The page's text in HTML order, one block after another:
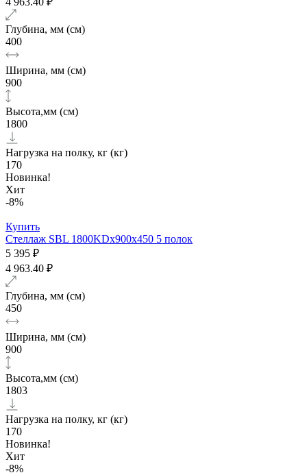
Глубина, мм (см)
400
Ширина, мм (см)
900
Высота,мм (см)
1800
Нагрузка на полку, кг (кг)
170
Новинка!
Хит
-8%
Купить
Стеллаж SBL 1800KDх900x450 5 полок
5 395 ₽
4 963.40 ₽
Глубина, мм (см)
450
Ширина, мм (см)
900
Высота,мм (см)
1803
Нагрузка на полку, кг (кг)
170
Новинка!
Хит
-8%